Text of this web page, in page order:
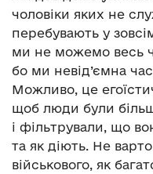
чоловіки яких не
перебувають у
ми не можемо весь
бо ми невід’ємна
Можливо, це
щоб люди були
і фільтрували, що
та як діють. Не
військового, як